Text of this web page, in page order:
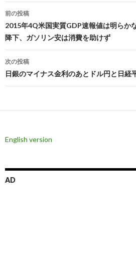
投
稿
ナ
ビ
ゲ
シ
前の投稿
2015年4Q米国実質GDP速報値は明らか
降下、ガソリン安は消費を助けず
次の投稿
日銀のマイナス金利のあとドル円と日経
English version
AD